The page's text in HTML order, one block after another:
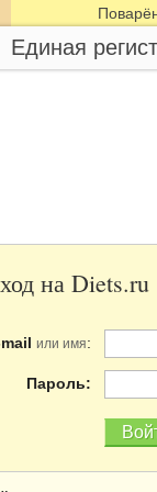
Единая
на Diets.ru
или имя:
Пароль: